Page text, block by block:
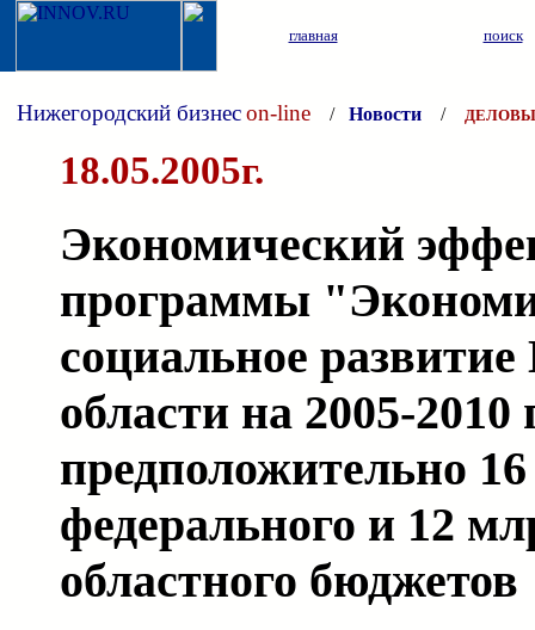
главная поиск
Нижегородский бизнесon-line / Новости /
18.05.2005г.
Экономический
программы
социальное
области на 2005-
предположительно
федерального и 12
областного бюджетов